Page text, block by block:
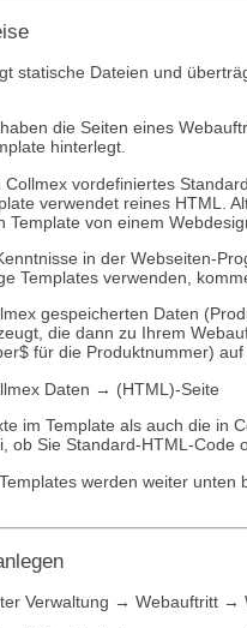
statische Dateien und
die Seiten eines
hinterlegt.
Collmex vordefiniertes
verwendet reines HTML.
Template von einem
in der Webseiten-
Templates verwenden,
gespeicherten Daten
die dann zu Ihrem
für die Produktnummer)
Daten → (HTML)-Seite
im Template als auch die in
ob Sie Standard-HTML-Code
werden weiter
Verwaltung → Webauftritt →